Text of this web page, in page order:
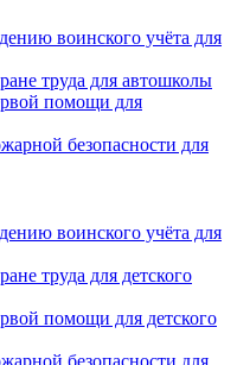
воинского учёта для
труда для автошколы
помощи для
безопасности для
воинского учёта для
труда для детского
помощи для детского
безопасности для